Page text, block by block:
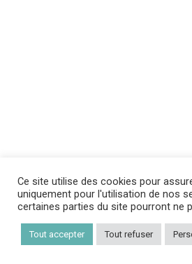
Ce site utilise des cookies pour
uniquement pour l'utilisation de nos
certaines parties du site pourront ne
Tout accepter Tout refuser